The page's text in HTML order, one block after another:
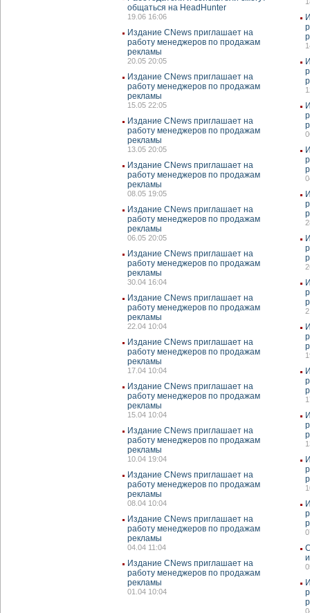
общаться на HeadHunter
19.06 16:06
Издание CNews приглашает на
работу менеджеров по продажам
рекламы
20.05 20:05
Издание CNews приглашает на
работу менеджеров по продажам
рекламы
15.05 22:05
Издание CNews приглашает на
работу менеджеров по продажам
рекламы
13.05 20:05
Издание CNews приглашает на
работу менеджеров по продажам
рекламы
08.05 19:05
Издание CNews приглашает на
работу менеджеров по продажам
рекламы
06.05 20:05
Издание CNews приглашает на
работу менеджеров по продажам
рекламы
30.04 16:04
Издание CNews приглашает на
работу менеджеров по продажам
рекламы
22.04 10:04
Издание CNews приглашает на
работу менеджеров по продажам
рекламы
17.04 10:04
Издание CNews приглашает на
работу менеджеров по продажам
рекламы
15.04 10:04
Издание CNews приглашает на
работу менеджеров по продажам
рекламы
10.04 19:04
Издание CNews приглашает на
работу менеджеров по продажам
рекламы
08.04 10:04
Издание CNews приглашает на
работу менеджеров по продажам
рекламы
04.04 11:04
Издание CNews приглашает на
работу менеджеров по продажам
рекламы
01.04 10:04